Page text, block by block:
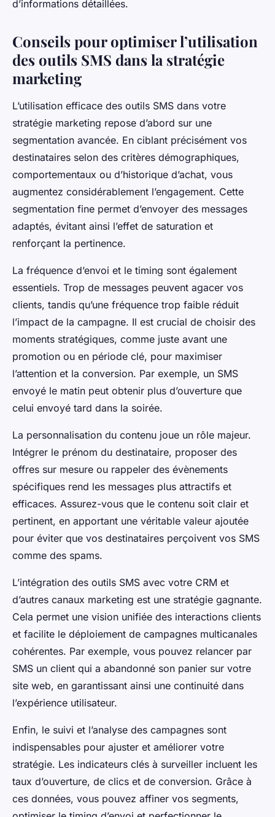
d’informations détaillées.
Conseils pour optimiser l’utilisation
des outils SMS dans la stratégie
marketing
L’utilisation efficace des outils SMS dans votre
stratégie marketing repose d’abord sur une
segmentation avancée. En ciblant précisément vos
destinataires selon des critères démographiques,
comportementaux ou d’historique d’achat, vous
augmentez considérablement l’engagement. Cette
segmentation fine permet d’envoyer des messages
adaptés, évitant ainsi l’effet de saturation et
renforçant la pertinence.
La fréquence d’envoi et le timing sont également
essentiels. Trop de messages peuvent agacer vos
clients, tandis qu’une fréquence trop faible réduit
l’impact de la campagne. Il est crucial de choisir des
moments stratégiques, comme juste avant une
promotion ou en période clé, pour maximiser
l’attention et la conversion. Par exemple, un SMS
envoyé le matin peut obtenir plus d’ouverture que
celui envoyé tard dans la soirée.
La personnalisation du contenu joue un rôle majeur.
Intégrer le prénom du destinataire, proposer des
offres sur mesure ou rappeler des évènements
spécifiques rend les messages plus attractifs et
efficaces. Assurez-vous que le contenu soit clair et
pertinent, en apportant une véritable valeur ajoutée
pour éviter que vos destinataires perçoivent vos SMS
comme des spams.
L’intégration des outils SMS avec votre CRM et
d’autres canaux marketing est une stratégie gagnante.
Cela permet une vision unifiée des interactions clients
et facilite le déploiement de campagnes multicanales
cohérentes. Par exemple, vous pouvez relancer par
SMS un client qui a abandonné son panier sur votre
site web, en garantissant ainsi une continuité dans
l’expérience utilisateur.
Enfin, le suivi et l’analyse des campagnes sont
indispensables pour ajuster et améliorer votre
stratégie. Les indicateurs clés à surveiller incluent les
taux d’ouverture, de clics et de conversion. Grâce à
ces données, vous pouvez affiner vos segments,